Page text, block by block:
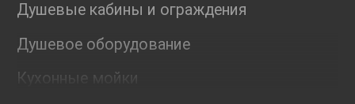
Душевые кабины и ограждения
Душевое оборудование
Кухонные мойки